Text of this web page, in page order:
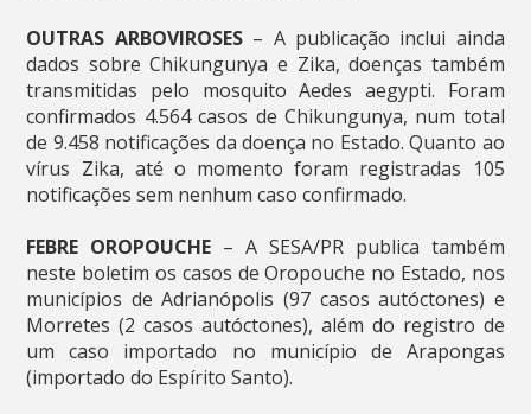
OUTRAS ARBOVIROSES– A publicação inclui ainda
dados sobre Chikungunya e Zika, doenças também
transmitidas pelo mosquito Aedes aegypti. Foram
confirmados 4.564 casos de Chikungunya, num total
de 9.458 notificações da doença no Estado. Quanto ao
vírus Zika, até o momento foram registradas 105
notificações sem nenhum caso confirmado.
FEBRE OROPOUCHE – A SESA/PR publica também
neste boletim os casos de Oropouche no Estado, nos
municípios de Adrianópolis (97 casos autóctones) e
Morretes (2 casos autóctones), além do registro de
um caso importado no município de Arapongas
(importado do Espírito Santo).